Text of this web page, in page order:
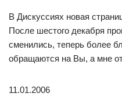
В Дискуссиях новая
После шестого декабря
сменились, теперь более
обращаются на Вы, а мне
11.01.2006